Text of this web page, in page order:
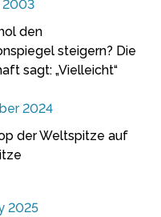
2003
den
steigern? Die
sagt: „Vielleicht“
2024
der Weltspitze auf
2025